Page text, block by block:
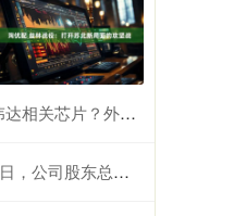
交部回应?｜盘前情报
总户数约为2.2万户